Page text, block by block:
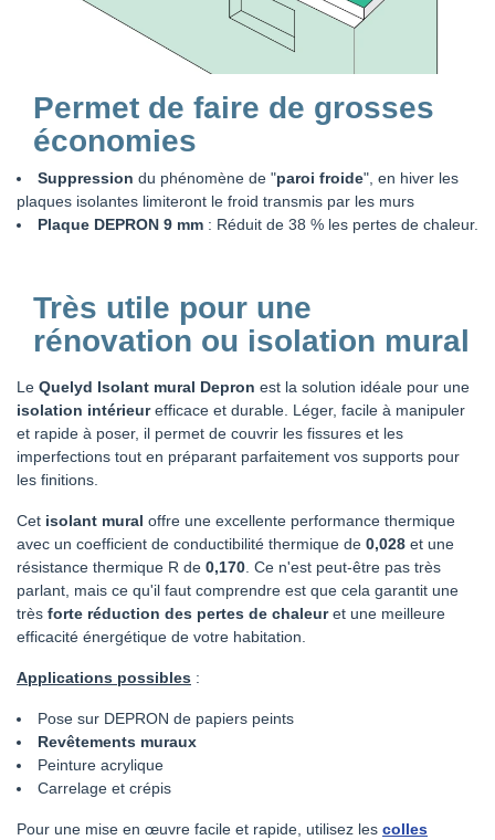
Permet de faire de grosses
économies
Suppression du phénomène de "paroi froide", en hiver les
plaques isolantes limiteront le froid transmis par les murs
Plaque DEPRON 9 mm : Réduit de 38 % les pertes de chaleur.
Très utile pour une
rénovation ou isolation mural
Le Quelyd Isolant mural Depron est la solution idéale pour une
isolation intérieurefficace et durable. Léger, facile à manipuler
et rapide à poser, il permet de couvrir les fissures et les
imperfections tout en préparant parfaitement vos supports pour
les finitions.
Cet isolant mural offre une excellente performance thermique
avec un coefficient de conductibilité thermique de 0,028 et une
résistance thermique R de 0,170 . Ce n'est peut-être pas très
parlant, mais ce qu'il faut comprendre est que cela garantit une
très forte réduction des pertes de chaleuret une meilleure
efficacité énergétique de votre habitation.
Applications possibles :
Pose sur DEPRON de papiers peints
Revêtements muraux
Peinture acrylique
Carrelage et crépis
Pour une mise en œuvre facile et rapide, utilisez les colles